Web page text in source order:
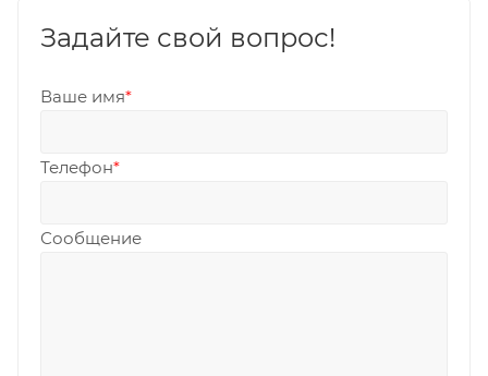
Задайте свой вопрос!
Ваше имя*
Телефон*
Сообщение